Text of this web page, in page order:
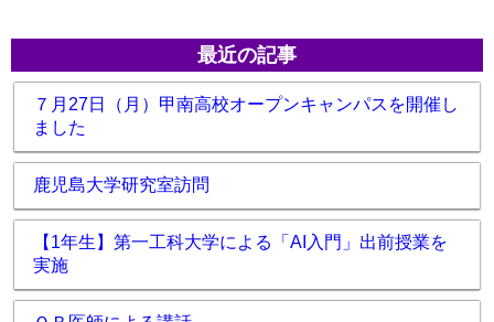
最近の記事
７月27日（月）甲南高校オープンキャンパスを開催し
ました
鹿児島大学研究室訪問
【1年生】第一工科大学による「AI入門」出前授業を
実施